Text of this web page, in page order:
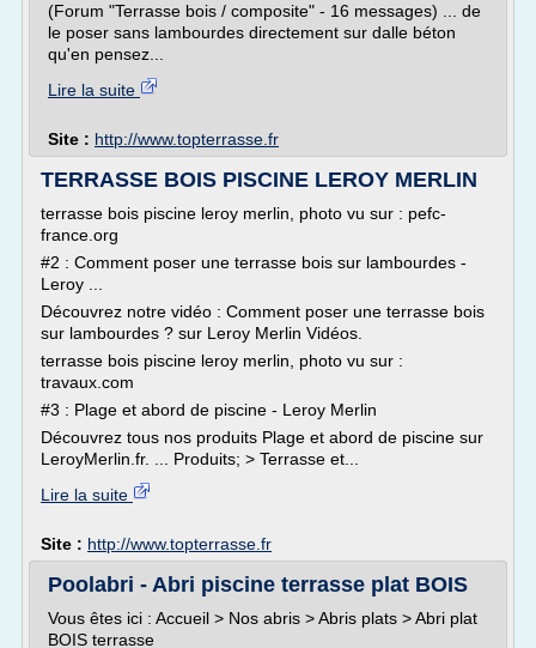
(Forum "Terrasse bois / composite" - 16 messages) ... de
le poser sans lambourdes directement sur dalle béton
qu'en pensez...
Lire la suite
Site : http://www.topterrasse.fr
TERRASSE BOIS PISCINE LEROY MERLIN
terrasse bois piscine leroy merlin, photo vu sur : pefc-
france.org
#2 : Comment poser une terrasse bois sur lambourdes -
Leroy ...
Découvrez notre vidéo : Comment poser une terrasse bois
sur lambourdes ? sur Leroy Merlin Vidéos.
terrasse bois piscine leroy merlin, photo vu sur :
travaux.com
#3 : Plage et abord de piscine - Leroy Merlin
Découvrez tous nos produits Plage et abord de piscine sur
LeroyMerlin.fr. ... Produits; > Terrasse et...
Lire la suite
Site : http://www.topterrasse.fr
Poolabri - Abri piscine terrasse plat BOIS
Vous êtes ici : Accueil > Nos abris > Abris plats > Abri plat
BOIS terrasse